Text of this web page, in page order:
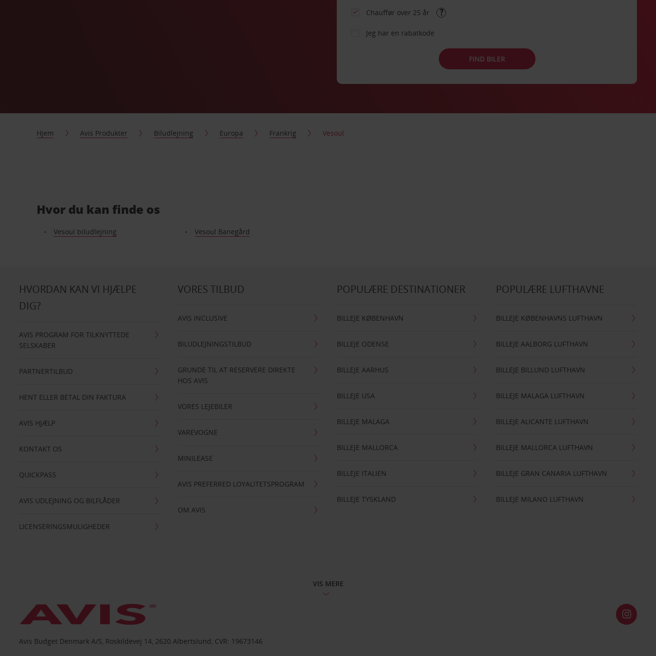
Chauffør over 25 år
Jeg har en rabatkode
FIND BILER
Hjem Avis Produkter Biludlejning Europa Frankrig Vesoul
Hvor du kan finde os
Vesoul biludlejning Vesoul Banegård
HVORDAN KAN VI HJÆLPE
DIG?
AVIS PROGRAM FOR TILKNYTTEDE
SELSKABER
PARTNERTILBUD
HENT ELLER BETAL DIN FAKTURA
AVIS HJÆLP
KONTAKT OS
QUICKPASS
AVIS UDLEJNING OG BILFLÅDER
LICENSERINGSMULIGHEDER
VORES TILBUD
AVIS INCLUSIVE
BILUDLEJNINGSTILBUD
GRUNDE TIL AT RESERVERE DIREKTE
HOS AVIS
VORES LEJEBILER
VAREVOGNE
MINILEASE
AVIS PREFERRED LOYALITETSPROGRAM
OM AVIS
POPULÆRE DESTINATIONER
BILLEJE KØBENHAVN
BILLEJE ODENSE
BILLEJE AARHUS
BILLEJE USA
BILLEJE MALAGA
BILLEJE MALLORCA
BILLEJE ITALIEN
BILLEJE TYSKLAND
POPULÆRE LUFTHAVNE
BILLEJE KØBENHAVNS LUFTHAVN
BILLEJE AALBORG LUFTHAVN
BILLEJE BILLUND LUFTHAVN
BILLEJE MALAGA LUFTHAVN
BILLEJE ALICANTE LUFTHAVN
BILLEJE MALLORCA LUFTHAVN
BILLEJE GRAN CANARIA LUFTHAVN
BILLEJE MILANO LUFTHAVN
VIS MERE
Avis Budget Denmark A/S, Roskildevej 14, 2620 Albertslund, CVR: 19673146